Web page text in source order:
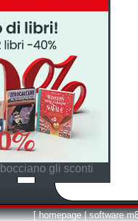
gli sconti
[ homepage | software